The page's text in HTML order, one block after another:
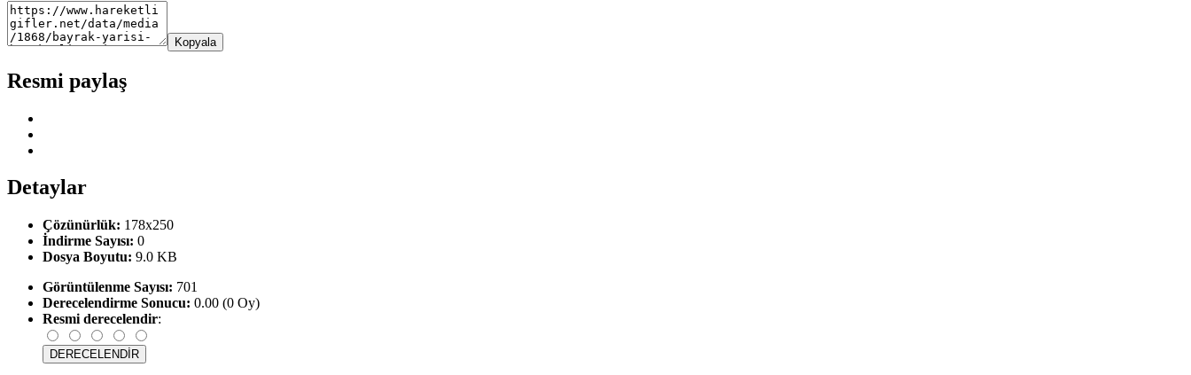
Kopyala
Resmi paylaş
Detaylar
Çözünürlük: 178x250
İndirme Sayısı: 0
Dosya Boyutu: 9.0 KB
Görüntülenme Sayısı: 701
Derecelendirme Sonucu: 0.00 (0 Oy)
Resmi derecelendir: